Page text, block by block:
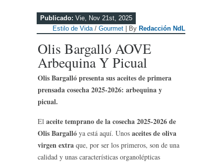
Publicado: Vie, Nov 21st, 2025
Estilo de Vida/ Gourmet | By Redacción NdL
Olis Bargalló AOVE
Arbequina Y Picual
Olis Bargalló presenta sus aceites de primera
prensada cosecha 2025-2026: arbequina y
picual.
El aceite temprano de la cosecha 2025-2026 de
Olis Bargalló ya está aquí. Unos aceites de oliva
virgen extra que, por ser los primeros, son de una
calidad y unas características organolépticas